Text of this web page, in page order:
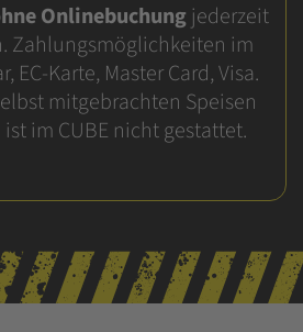
Onlinebuchungjederzeit
Zahlungsmöglichkeiten im
EC-Karte, Master Card, Visa.
mitgebrachten Speisen
im CUBE nicht gestattet.